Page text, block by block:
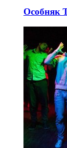
Особняк